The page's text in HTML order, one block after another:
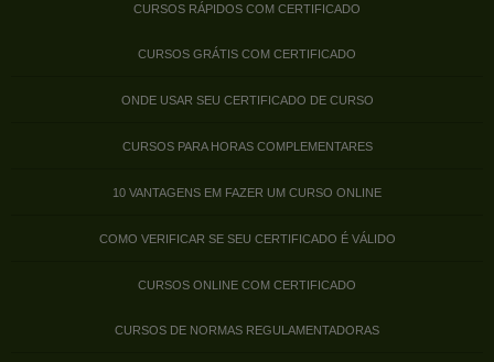
CURSOS RÁPIDOS COM CERTIFICADO
CURSOS GRÁTIS COM CERTIFICADO
ONDE USAR SEU CERTIFICADO DE CURSO
CURSOS PARA HORAS COMPLEMENTARES
10 VANTAGENS EM FAZER UM CURSO ONLINE
COMO VERIFICAR SE SEU CERTIFICADO É VÁLIDO
CURSOS ONLINE COM CERTIFICADO
CURSOS DE NORMAS REGULAMENTADORAS